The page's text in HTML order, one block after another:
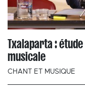
Txalaparta :
musicale
CHANT ET MUSIQUE